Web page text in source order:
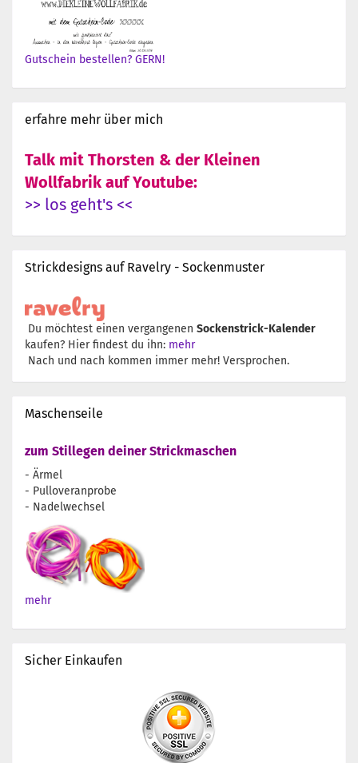
Gutschein bestellen? GERN!
erfahre mehr über mich
Talk mit Thorsten & der Kleinen
Wollfabrik auf Youtube:
>> los geht's <<
Strickdesigns auf Ravelry - Sockenmuster
Du möchtest einen vergangenen Sockenstrick-Kalender
kaufen? Hier findest du ihn: mehr
Nach und nach kommen immer mehr! Versprochen.
Maschenseile
zum Stillegen deiner Strickmaschen
- Ärmel
- Pulloveranprobe
- Nadelwechsel
mehr
Sicher Einkaufen